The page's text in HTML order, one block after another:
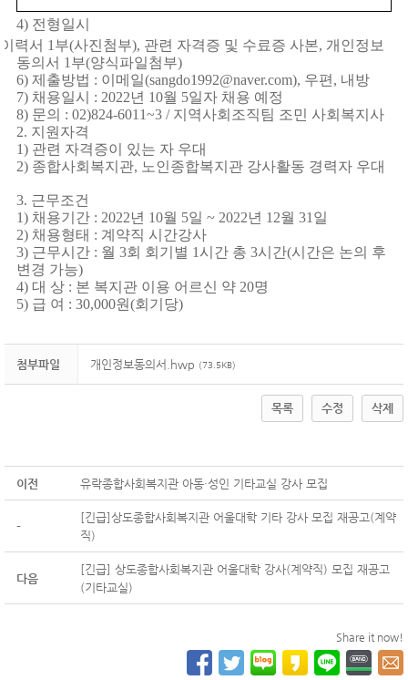
4) 전형일시
이력서 1 부(사진첨부), 관련 자격증 및 수료증 사본, 개인정보
동의서 1 부(양식파일첨부)
6) 제출방법 : 이메일(sangdo1992@naver.com), 우편 , 내방
7) 채용일시 : 2022년 10월 5일자 채용 예정
8) 문의 : 02)824-6011~3 / 지역사회조직팀 조민 사회복지사
2. 지원자격
1) 관련 자격증이 있는 자 우대
2) 종합사회복지관, 노인종합복지관 강사활동 경력자 우대
3. 근무조건
1) 채용기간 : 2022년 10월 5일 ~ 2022년 12월 31 일
2) 채용형태 : 계약직 시간강사
3) 근무시간 : 월 3회 회기별 1시간 총 3시간(시간은 논의 후
변경 가능)
4) 대 상 : 본 복지관 이용 어르신 약 20명
5) 급 여 : 30,000원(회기당)
첨부파일 개인정보동의서.hwp (73.5KB)
목록 수정 삭제
이전 유락종합사회복지관 아동·성인 기타교실 강사 모집
-
[긴급]상도종합사회복지관 어울대학 기타 강사 모집 재공고(계약
직)
다음
[긴급] 상도종합사회복지관 어울대학 강사(계약직) 모집 재공고
(기타교실)
Share it now!